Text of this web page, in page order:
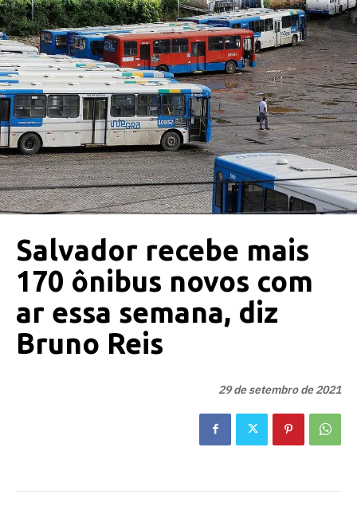
Salvador recebe mais
170 ônibus novos com
ar essa semana, diz
Bruno Reis
29 de setembro de 2021